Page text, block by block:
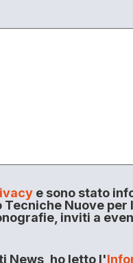
e sono stato
Nuove
inviti a
News, ho letto l'